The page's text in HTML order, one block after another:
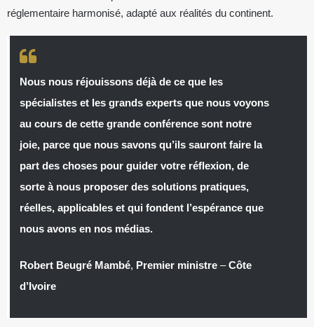
réglementaire harmonisé, adapté aux réalités du continent.
Nous nous réjouissons déjà de ce que les
spécialistes et les grands experts que nous voyons
au cours de cette grande conférence sont notre
joie, parce que nous savons qu’ils sauront faire la
part des choses pour guider votre réflexion, de
sorte à nous proposer des solutions pratiques,
réelles, applicables et qui fondent l’espérance que
nous avons en nos médias.
Robert Beugré Mambé, Premier ministre–Côte
d’Ivoire